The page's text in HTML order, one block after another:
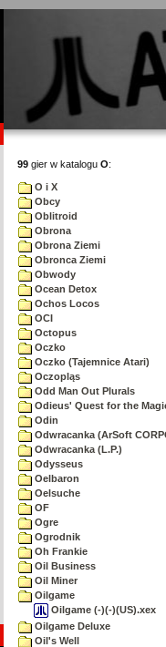
99 gier w katalogu O:
O i X
Obcy
Oblitroid
Obrona
Obrona Ziemi
Obronca Ziemi
Obwody
Ocean Detox
Ochos Locos
OCI
Octopus
Oczko
Oczko (Tajemnice Atari)
Oczopląs
Odd Man Out Plurals
Odieus' Quest for the
Odin
Odwracanka (ArSoft
Odwracanka (L.P.)
Odysseus
Oelbaron
Oelsuche
OF
Ogre
Ogrodnik
Oh Frankie
Oil Business
Oil Miner
Oilgame
Oilgame (-)(-)(US).xex
Oilgame Deluxe
Oil's Well